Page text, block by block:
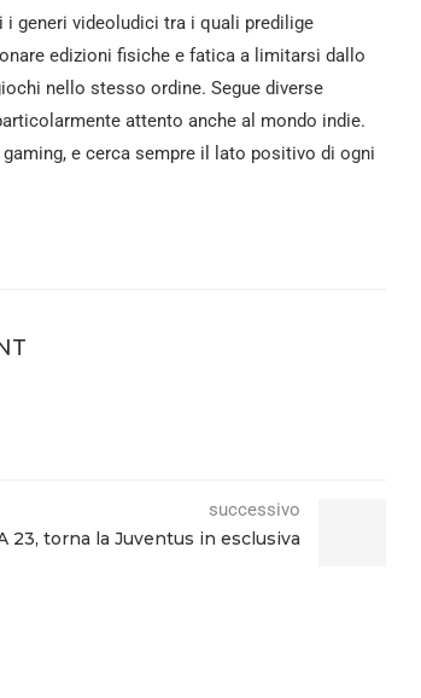
i generi videoludici tra i quali predilige
edizioni fisiche e fatica a limitarsi dallo
nello stesso ordine. Segue diverse
attento anche al mondo indie.
e cerca sempre il lato positivo di ogni
successivo
23, torna la Juventus in esclusiva